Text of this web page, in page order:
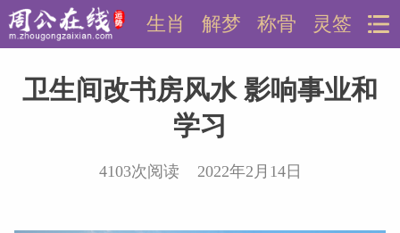
灵签
称骨
解梦
生肖
卫生间改书房风水 影响事业和
学习
4103次阅读 2022年2月14日